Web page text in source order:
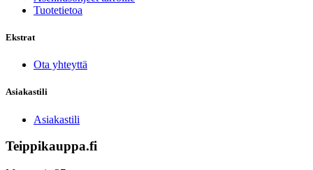
Tuotetietoa
Ekstrat
Ota yhteyttä
Asiakastili
Asiakastili
Teippikauppa.fi